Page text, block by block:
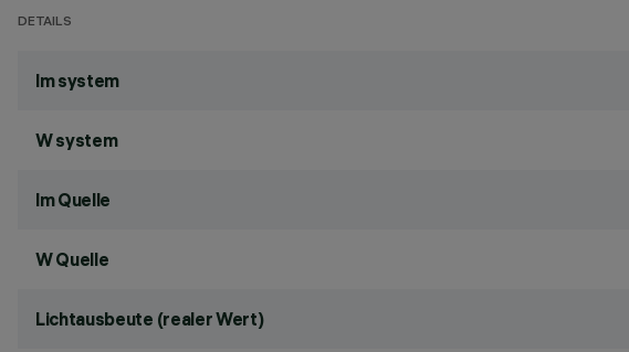
DETAILS
lm system
W system
lm Quelle
W Quelle
Lichtausbeute (realer Wert)